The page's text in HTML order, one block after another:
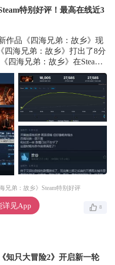
特别好评！最高在线近3
作品《四海兄弟：故乡》现
四海兄弟：故乡》打出了8分
四海兄弟：故乡》在Steam
好评率为82%，最高在线人
数为18005人。 部分给出评
兄弟：故乡》回归了线性模
加强了自己的体验感，且画
出色，但游戏的优化较为不
进
海兄弟：故乡》Steam特别好评
8
知只大冒险2》开启新一轮
详见App